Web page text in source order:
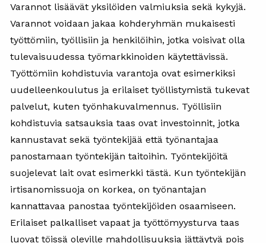
Varannot lisäävät yksilöiden valmiuksia sekä kykyjä.
Varannot voidaan jakaa kohderyhmän mukaisesti
työttömiin, työllisiin ja henkilöihin, jotka voisivat olla
tulevaisuudessa työmarkkinoiden käytettävissä.
Työttömiin kohdistuvia varantoja ovat esimerkiksi
uudelleenkoulutus ja erilaiset työllistymistä tukevat
palvelut, kuten työnhakuvalmennus. Työllisiin
kohdistuvia satsauksia taas ovat investoinnit, jotka
kannustavat sekä työntekijää että työnantajaa
panostamaan työntekijän taitoihin. Työntekijöitä
suojelevat lait ovat esimerkki tästä. Kun työntekijän
irtisanomissuoja on korkea, on työnantajan
kannattavaa panostaa työntekijöiden osaamiseen.
Erilaiset palkalliset vapaat ja työttömyysturva taas
luovat töissä oleville mahdollisuuksia jättäytyä pois